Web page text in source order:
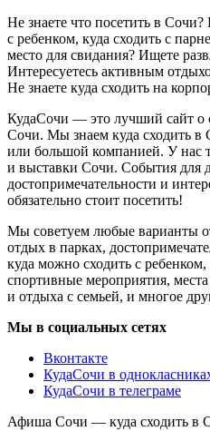
Не знаете что посетить в Сочи?
с ребенком, куда сходить с
место для свидания? Ищете
Интересуетесь активным
Не знаете куда сходить на
КудаСочи — это лучший сайт о
Сочи. Мы знаем куда сходить в
или большой компанией. У нас
и выставки Сочи. События для
достопримечательности и
обязательно стоит посетить!
Мы советуем любые варианты
отдых в парках,
куда можно сходить с
спортивные мероприятия,
и отдыха с семьей, и многое
Мы в социальных сетях
Вконтакте
КудаСочи в
КудаСочи в телеграме
Афиша Сочи — куда сходить в